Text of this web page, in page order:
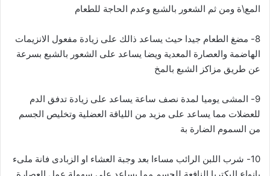
المع\ة ومن ثم الشعور بالشبع وعدم الحاجة للطعام
8- مضغ الطعام جيدا حيث يساعد ذالك على زيادة مفعول الانزيمات
الهاضمة والعصارة المعدية ويضا يساعد على الشعور بالشبع بسرعة
عن طريق مزاكز الشبع بالمخ
9- المشى يوميا لمدة نصف ساعة يساعد على زيادة تدفق الدم
للعضلات مما يساعد على مزيد من اللياقة العضلية وتخليص الجسم
من السموم الضارة بة
10- شرب اللبن الرائب مساءا بعد وجبة العشاء او الزبادى فانة ملىء